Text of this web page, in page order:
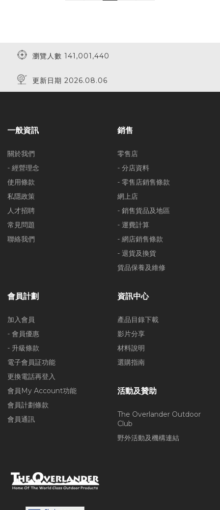
瀏覽人數 141,001,440
更新日期 2026.08.06
一般資訊
關於我們
- 經營理念
使用條款
私隱政策
人才招聘
常見問題
聯絡我們
銷售
零售店
- 分店資料
- 零售店銷售條款
網上店
- 銷售貨品及地區
- 運費計算
- 網店銷售條款
- 退貨及換貨
貨品保養及維修
會員計劃
加入會員
- 會員優惠
- 升級條款
電子會員証功能
更換電話再登入
會員My Account功能
會員計劃條款
會員通訊
資訊中心
產品目錄下載
影片分享
材料說明
選購指南
活動及贊助
The Overlander Outdoor
Club
野外活動及機構連結